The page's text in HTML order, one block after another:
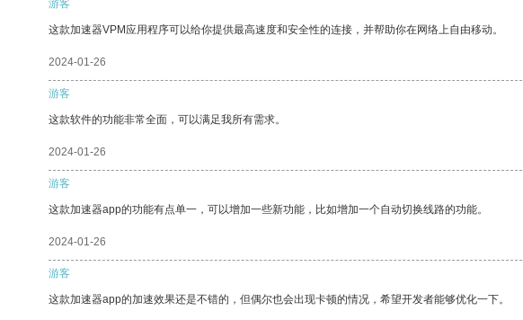
游客
这款加速器VPM应用程序可以给你提供最高速度和安全性的连接，并帮助你在网络上自由移动。
2024-01-26
游客
这款软件的功能非常全面，可以满足我所有需求。
2024-01-26
游客
这款加速器app的功能有点单一，可以增加一些新功能，比如增加一个自动切换线路的功能。
2024-01-26
游客
这款加速器app的加速效果还是不错的，但偶尔也会出现卡顿的情况，希望开发者能够优化一下。